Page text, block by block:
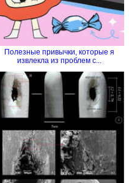
Полезные привычки, которые я
извлекла из проблем с...